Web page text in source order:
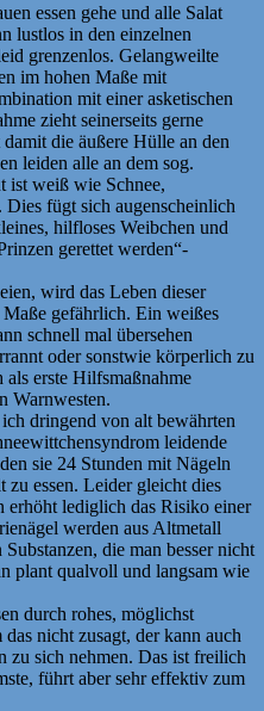
essen gehe und alle Salat
lustlos in den einzelnen
grenzenlos. Gelangweilte
im hohen Maße mit
mit einer asketischen
zieht seinerseits gerne
die äußere Hülle an den
leiden alle an dem sog.
ist weiß wie Schnee,
fügt sich augenscheinlich
hilfloses Weibchen und
gerettet werden“-
wird das Leben dieser
gefährlich. Ein weißes
schnell mal übersehen
oder sonstwie körperlich zu
als erste Hilfsmaßnahme
Warnwesten.
dringend von alt bewährten
leidende
sie 24 Stunden mit Nägeln
zu essen. Leider gleicht dies
erhöht lediglich das Risiko einer
werden aus Altmetall
die man besser nicht
plant qualvoll und langsam wie
durch rohes, möglichst
nicht zusagt, der kann auch
zu sich nehmen. Das ist freilich
führt aber sehr effektiv zum